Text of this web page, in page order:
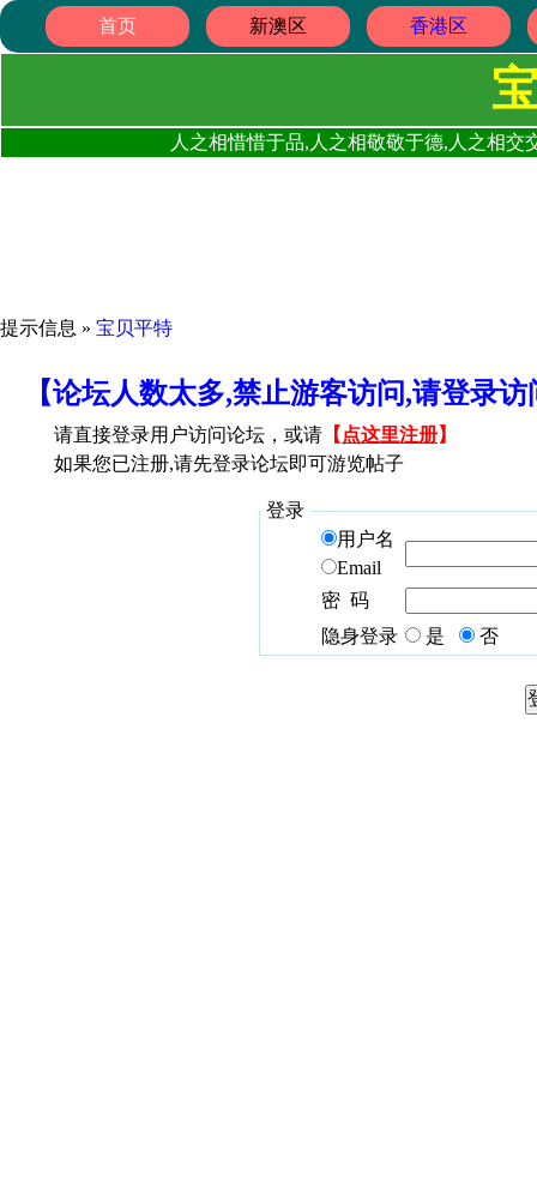
首页 新澳区 香港区
人之相惜惜于品,人之相敬敬于德,人之相
提示信息 » 宝贝平特
【论坛人数太多,禁止游客访问,请登录
请直接登录用户访问论坛，或请 【 点这里注册】
如果您已注册,请先登录论坛即可游览帖子
登录
用户名
Email
密 码
隐身登录
是 否